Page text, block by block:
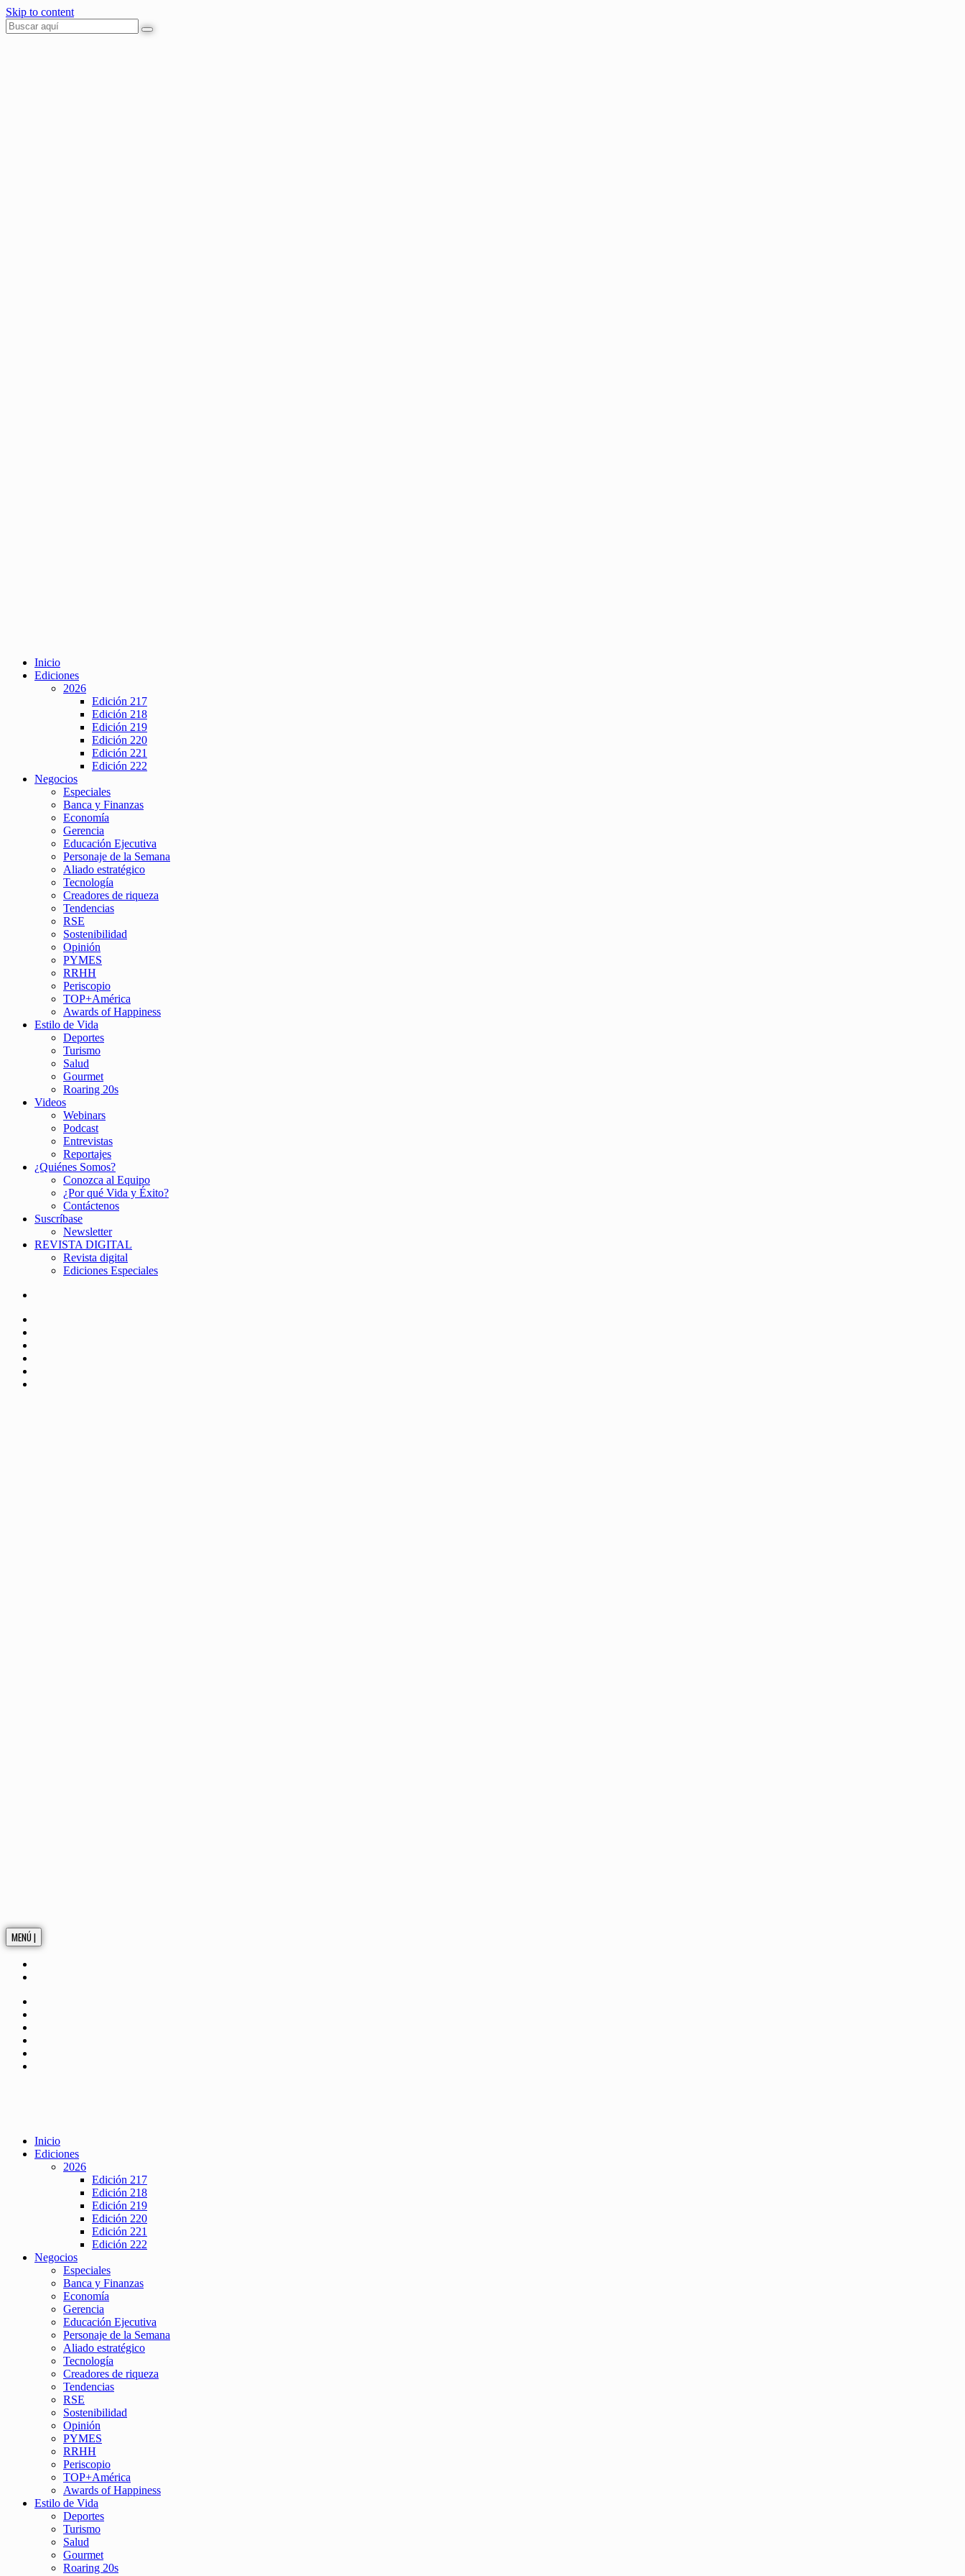
Skip to content
Inicio
Ediciones
2026
Edición 217
Edición 218
Edición 219
Edición 220
Edición 221
Edición 222
Negocios
Especiales
Banca y Finanzas
Economía
Gerencia
Educación Ejecutiva
Personaje de la Semana
Aliado estratégico
Tecnología
Creadores de riqueza
Tendencias
RSE
Sostenibilidad
Opinión
PYMES
RRHH
Periscopio
TOP+América
Awards of Happiness
Estilo de Vida
Deportes
Turismo
Salud
Gourmet
Roaring 20s
Videos
Webinars
Podcast
Entrevistas
Reportajes
¿Quiénes Somos?
Conozca al Equipo
¿Por qué Vida y Éxito?
Contáctenos
Suscríbase
Newsletter
REVISTA DIGITAL
Revista digital
Ediciones Especiales
MENÚ |
Inicio
Ediciones
2026
Edición 217
Edición 218
Edición 219
Edición 220
Edición 221
Edición 222
Negocios
Especiales
Banca y Finanzas
Economía
Gerencia
Educación Ejecutiva
Personaje de la Semana
Aliado estratégico
Tecnología
Creadores de riqueza
Tendencias
RSE
Sostenibilidad
Opinión
PYMES
RRHH
Periscopio
TOP+América
Awards of Happiness
Estilo de Vida
Deportes
Turismo
Salud
Gourmet
Roaring 20s